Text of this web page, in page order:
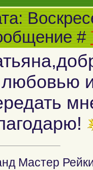
#
Мастер